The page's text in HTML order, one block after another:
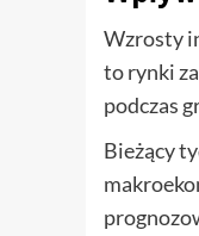
Wzrosty
to rynki
podczas
Bieżący